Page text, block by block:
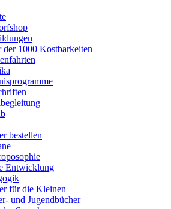
der 1000 Kostbarkeiten
bestellen
Entwicklung
für die Kleinen
und Jugendbücher